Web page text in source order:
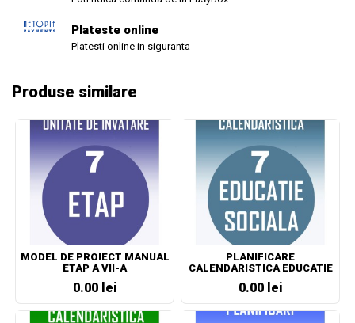
Plateste online
Platesti online in siguranta
Produse similare
MODEL DE PROIECT MANUAL
ETAP A VII-A
0.00 lei
PLANIFICARE
CALENDARISTICA EDUCATIE
0.00 lei